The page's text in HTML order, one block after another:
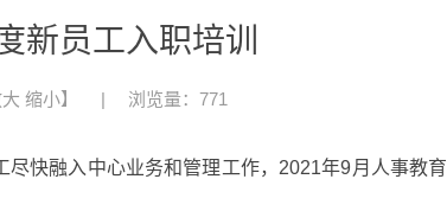
新员工入职培训
缩小】 | 浏览量：771
快融入中心业务和管理工作，2021年9月人事教